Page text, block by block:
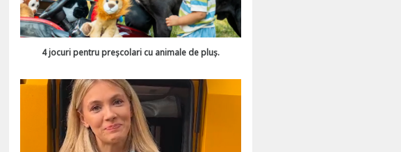
4 jocuri pentru preșcolari cu animale de pluș.